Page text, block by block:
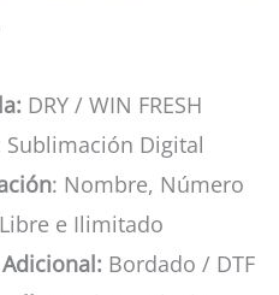
DRY / WIN FRESH
Sublimación Digital
: Nombre, Número
Libre e Ilimitado
Bordado / DTF